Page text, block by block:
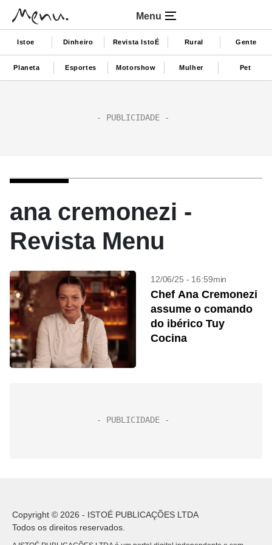
Menu
Istoe Dinheiro Revista IstoÉ Rural Gente
Planeta Esportes Motorshow Mulher Pet
ana cremonezi -
Revista Menu
12/06/25 - 16:59min
Chef Ana Cremonezi
assume o comando
do ibérico Tuy
Cocina
Copyright © 2026 - ISTOÉ PUBLICAÇÕES LTDA
Todos os direitos reservados.